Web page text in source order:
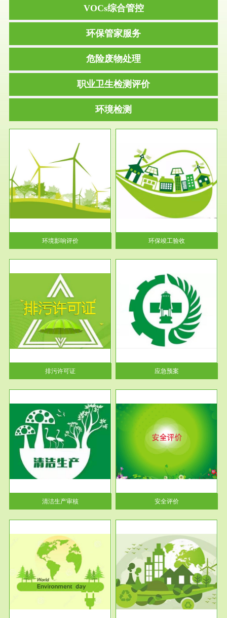
VOCs综合管控
环保管家服务
危险废物处理
职业卫生检测评价
环境检测
环境影响评价
服务范围
环保竣工验收
根据《建设项目环境保护管理条
例》第十七条 编制环境影响报
告书、...
环保竣工验收
排污许可证
服务范围
应急预案
根据《中华人民共和国环境保护
法》第十九条 企业事业单位应
当按照...
应急预案
清洁生产审核
服务范围
安全评价
安全评价安全评价目的是查找、
分析和预测工程、系统、生产经
营活...
安全评价
服务范围
VOCs在线监测
根据《重点区域大气污染防
治“十二五”规划》有机废气净化